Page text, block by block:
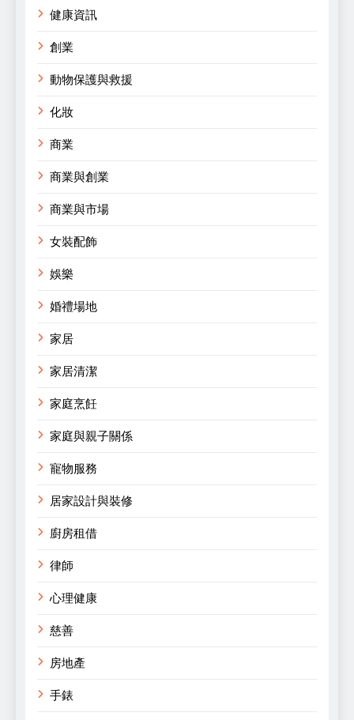
健康資訊
創業
動物保護與救援
化妝
商業
商業與創業
商業與市場
女裝配飾
娛樂
婚禮場地
家居
家居清潔
家庭烹飪
家庭與親子關係
寵物服務
居家設計與裝修
廚房租借
律師
心理健康
慈善
房地產
手錶